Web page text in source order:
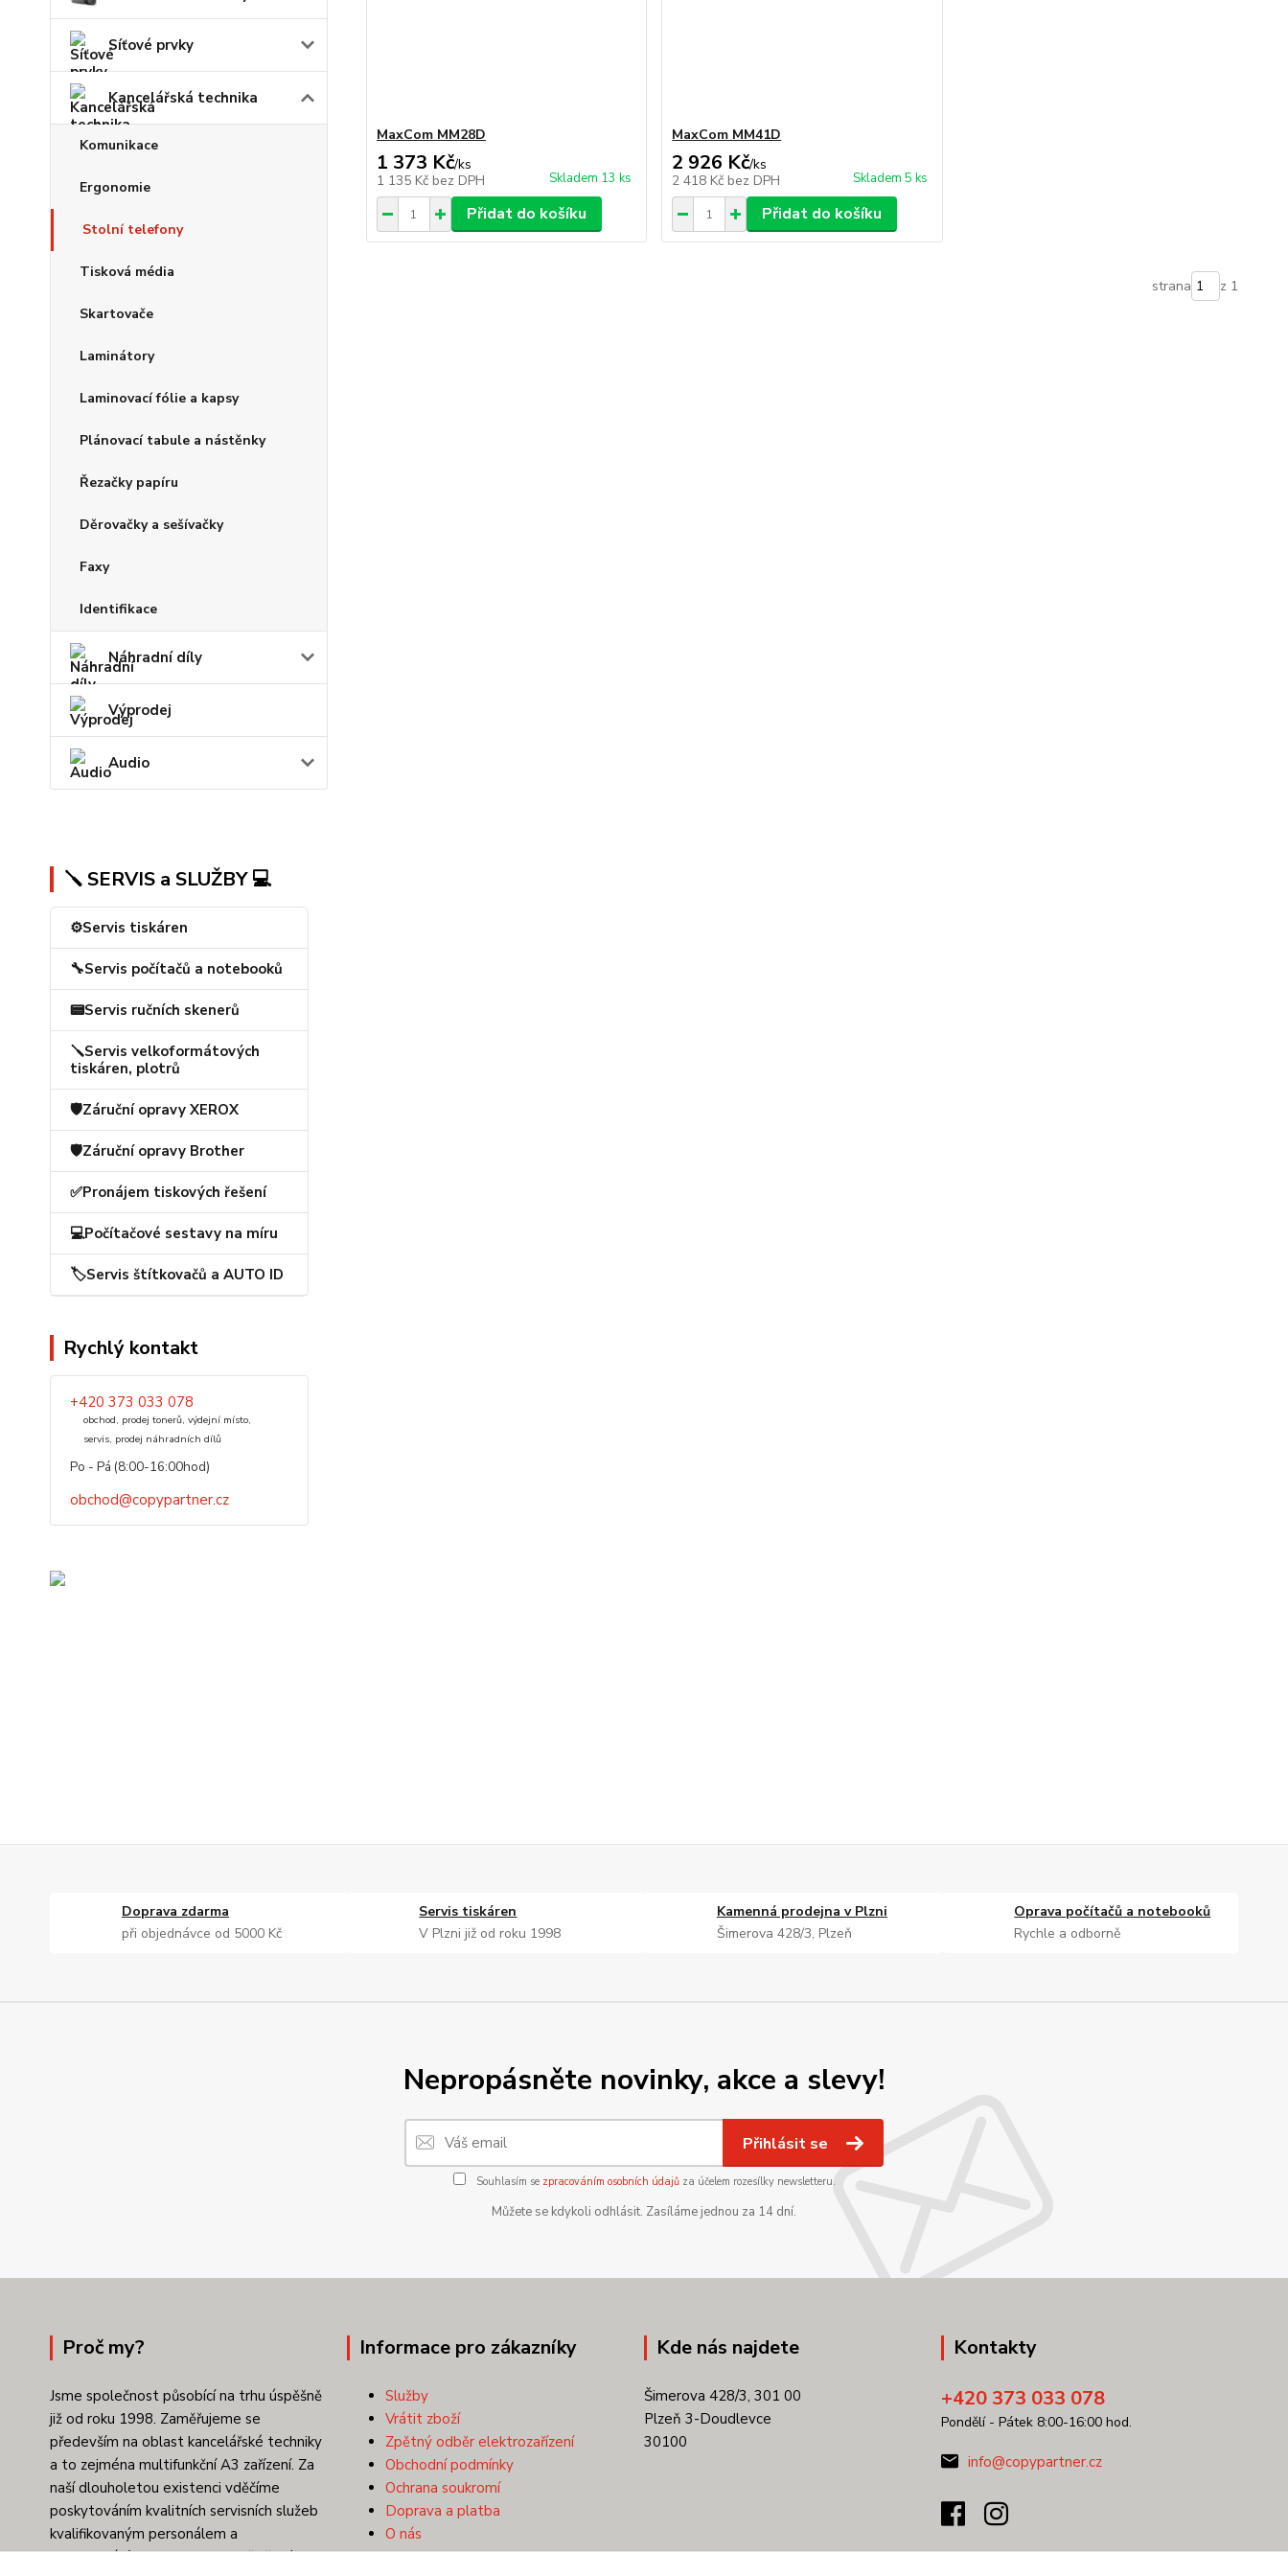
Síťové prvky
Kancelářská technika
Komunikace
Ergonomie
Stolní telefony
Tisková média
Skartovače
Laminátory
Laminovací fólie a kapsy
Plánovací tabule a nástěnky
Řezačky papíru
Děrovačky a sešívačky
Faxy
Identifikace
Náhradní díly
Výprodej
Audio
🪛 SERVIS a SLUŽBY 💻
⚙️Servis tiskáren
🔧Servis počítačů a notebooků
📟Servis ručních skenerů
🪛Servis velkoformátových
tiskáren, plotrů
🛡️Záruční opravy XEROX
🛡️Záruční opravy Brother
✅Pronájem tiskových řešení
💻Počítačové sestavy na míru
🏷️Servis štítkovačů a AUTO ID
Rychlý kontakt
+420 373 033 078
obchod, prodej tonerů, výdejní místo,
servis, prodej náhradních dílů
Po - Pá (8:00-16:00hod)
obchod@copypartner.cz
MaxCom MM28D
1 373 Kč/ks
1 135 Kč bez DPH Skladem 13 ks
Přidat do košíku
MaxCom MM41D
2 926 Kč/ks
2 418 Kč bez DPH Skladem 5 ks
Přidat do košíku
strana z 1
Doprava zdarma
při objednávce od 5000 Kč
Servis tiskáren
V Plzni již od roku 1998
Kamenná prodejna v Plzni
Šimerova 428/3, Plzeň
Oprava počítačů a notebooků
Rychle a odborně
Nepropásněte novinky, akce a slevy!
Přihlásit se
Souhlasím se zpracováním osobních údajůza účelem rozesílky newsletteru.
Můžete se kdykoli odhlásit. Zasíláme jednou za 14 dní.
Proč my?
Jsme společnost působící na trhu úspěšně
již od roku 1998. Zaměřujeme se
především na oblast kancelářské techniky
a to zejména multifunkční A3 zařízení. Za
naší dlouholetou existenci vděčíme
poskytováním kvalitních servisních služeb
kvalifikovaným personálem a
provozováním a prodejem osvědčených
Informace pro zákazníky
Služby
Vrátit zboží
Zpětný odběr elektrozařízení
Obchodní podmínky
Ochrana soukromí
Doprava a platba
O nás
Kontakty
Kde nás najdete
Šimerova 428/3, 301 00
Plzeň 3-Doudlevce
30100
Kontakty
+420 373 033 078
Pondělí - Pátek 8:00-16:00 hod.
info@copypartner.cz